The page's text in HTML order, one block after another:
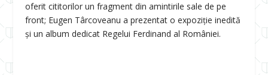
oferit cititorilor un fragment din amintirile sale de pe
front; Eugen Târcoveanu a prezentat o expoziție inedită
și un album dedicat Regelui Ferdinand al României.